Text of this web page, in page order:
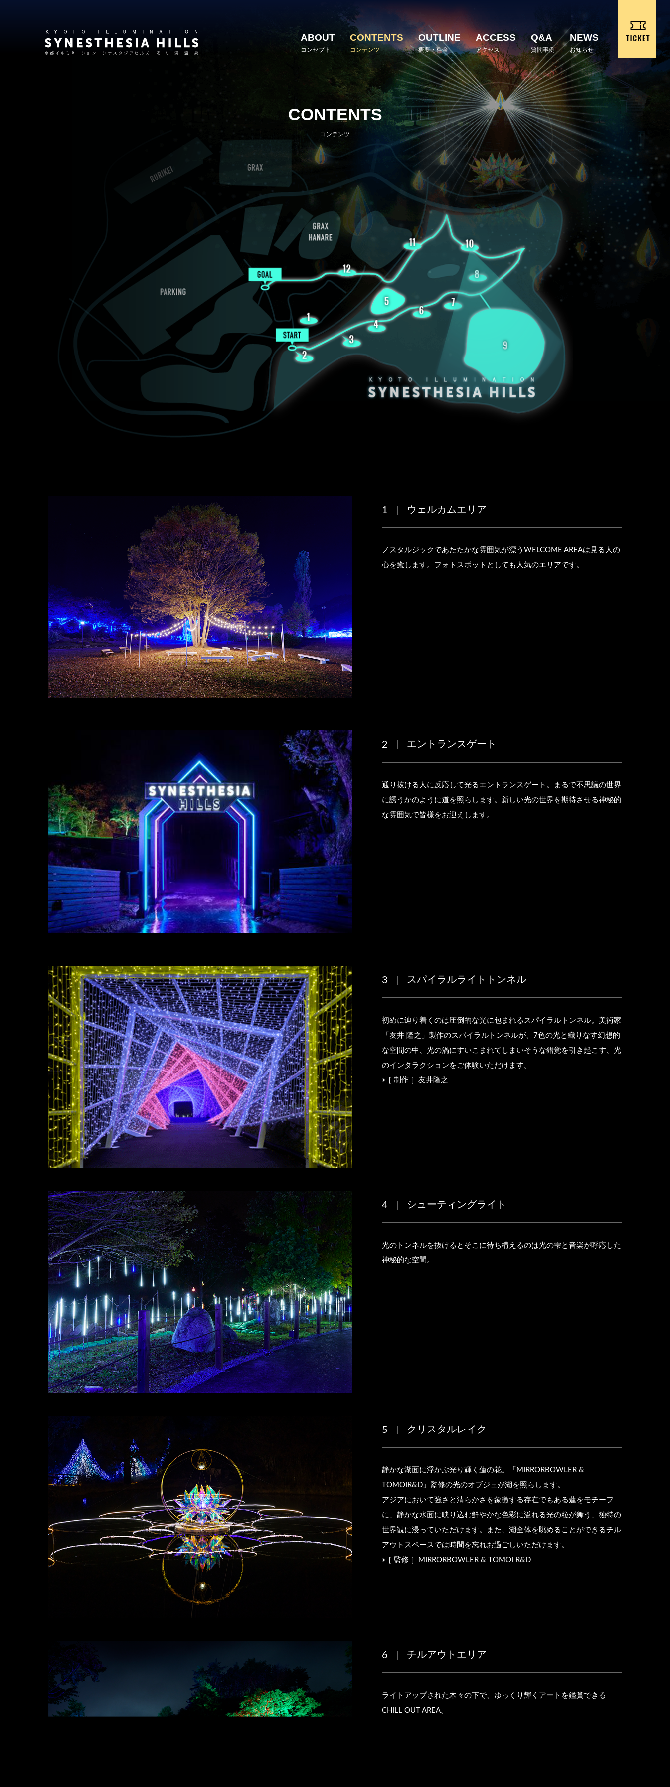
ABOUT
コンセプト
CONTENTS
コンテンツ
OUTLINE
概要・料金
ACCESS
アクセス
Q&A
質問事例
NEWS
お知らせ
CONTENTS
コンテンツ
1 ウェルカムエリア
ノスタルジックであたたかな雰囲気が漂うWELCOME AREAは見る人の
心を癒します。フォトスポットとしても人気のエリアです。
2 エントランスゲート
通り抜ける人に反応して光るエントランスゲート。まるで不思議の世界
に誘うかのように道を照らします。新しい光の世界を期待させる神秘的
な雰囲気で皆様をお迎えします。
3 スパイラルライトトンネル
初めに辿り着くのは圧倒的な光に包まれるスパイラルトンネル。美術家
「友井 隆之」製作のスパイラルトンネルが、7色の光と織りなす幻想的
な空間の中、光の渦にすいこまれてしまいそうな錯覚を引き起こす、光
のインタラクションをご体験いただけます。
［ 制作 ］友井隆之
4 シューティングライト
光のトンネルを抜けるとそこに待ち構えるのは光の雫と音楽が呼応した
神秘的な空間。
5 クリスタルレイク
静かな湖面に浮かぶ光り輝く蓮の花。「MIRRORBOWLER &
TOMOIR&D」監修の光のオブジェが湖を照らします。
アジアにおいて強さと清らかさを象徴する存在でもある蓮をモチーフ
に、静かな水面に映り込む鮮やかな色彩に溢れる光の粒が舞う、独特の
世界観に浸っていただけます。また、湖全体を眺めることができるチル
アウトスペースでは時間を忘れお過ごしいただけます。
［ 監修 ］MIRRORBOWLER & TOMOI R&D
6 チルアウトエリア
ライトアップされた木々の下で、ゆっくり輝くアートを鑑賞できる
CHILL OUT AREA。